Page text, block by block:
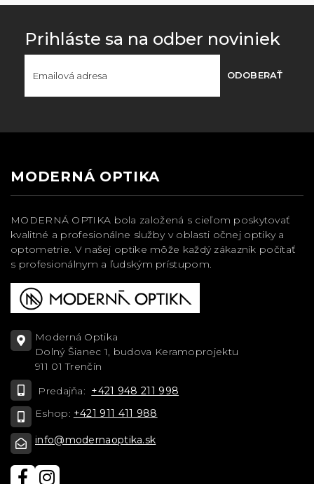
Prihláste sa na odber noviniek
ODOBERAŤ
MODERNÁ OPTIKA
MODERNÁ OPTIKA bola založená s cieľom poskytovať
kvalitné a profesionálne služby v oblasti očnej optiky a
optometrie. V našej optike môže každý zákazník počítať
s profesionálnym a ľudským prístupom.
Moderná Optika
Dolný Šianec 1, budova Keramoprojektu
911 01 Trenčín
Predajňa: +421 948 211 998
Eshop: +421 911 411 988
info@modernaoptika.sk